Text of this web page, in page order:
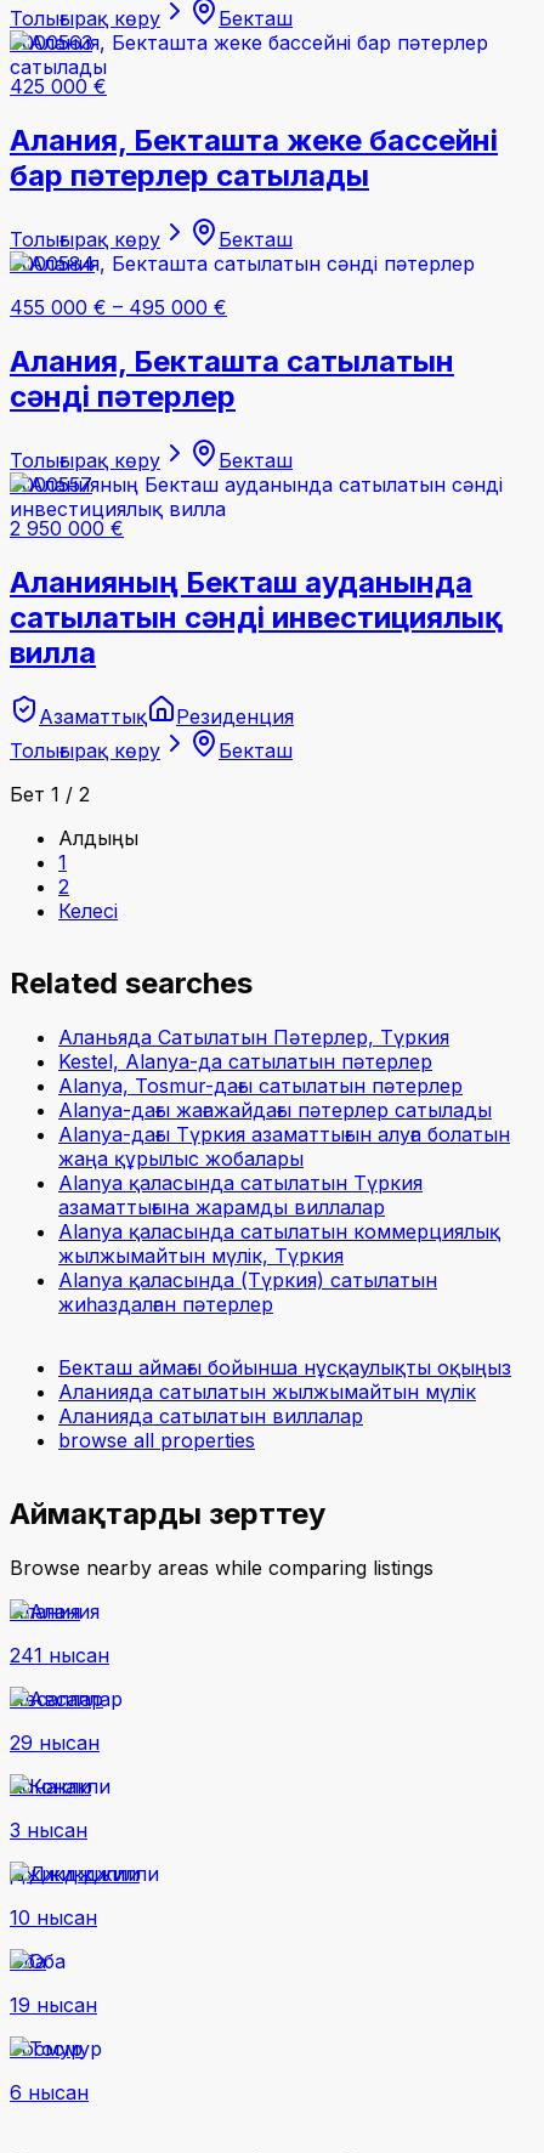
Толығырақ көру
Бекташ
#000563
425 000 €
Алания, Бекташта жеке бассейні
бар пәтерлер сатылады
Толығырақ көру
Бекташ
#000584
455 000 € – 495 000 €
Алания, Бекташта сатылатын
сәнді пәтерлер
Толығырақ көру
Бекташ
#000557
2 950 000 €
Аланияның Бекташ ауданында
сатылатын сәнді инвестициялық
вилла
Азаматтық
Резиденция
Толығырақ көру
Бекташ
Бет 1 / 2
Алдыңғы
1
2
Келесі
Related searches
Аланьяда Сатылатын Пәтерлер, Түркия
Kestel, Alanya-да сатылатын пәтерлер
Alanya, Tosmur-дағы сатылатын пәтерлер
Alanya-дағы жағажайдағы пәтерлер сатылады
Alanya-дағы Түркия азаматтығын алуға болатын
жаңа құрылыс жобалары
Alanya қаласында сатылатын Түркия
азаматтығына жарамды виллалар
Alanya қаласында сатылатын коммерциялық
жылжымайтын мүлік, Түркия
Alanya қаласында (Түркия) сатылатын
жиһаздалған пәтерлер
Бекташ аймағы бойынша нұсқаулықты оқыңыз
Аланияда сатылатын жылжымайтын мүлік
Аланияда сатылатын виллалар
browse all properties
Аймақтарды зерттеу
Browse nearby areas while comparing listings
Алания
241 нысан
Авсаллар
29 нысан
Конакли
3 нысан
Джикджилли
10 нысан
Оба
19 нысан
Тосмур
6 нысан